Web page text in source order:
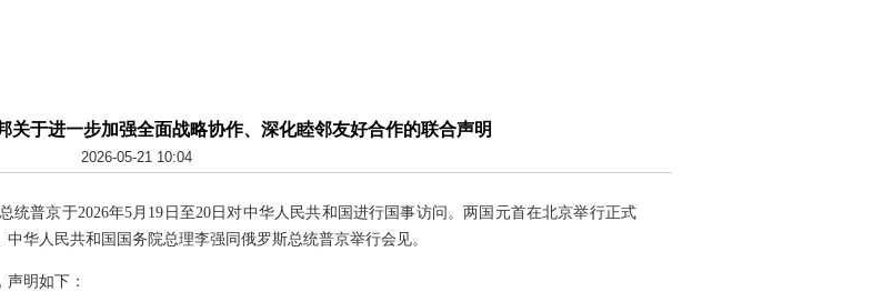
关于进一步加强全面战略协作、深化睦邻友好合作的联合声明
2026-05-21 10:04
统普京于2026年5月19日至20日对中华人民共和国进行国事访问。两国元首在北京举行正式
华人民共和国国务院总理李强同俄罗斯总统普京举行会见。
明如下：